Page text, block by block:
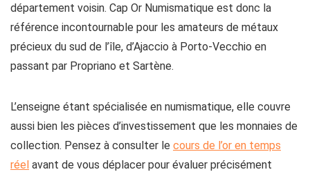
département voisin. Cap Or Numismatique est donc la
référence incontournable pour les amateurs de métaux
précieux du sud de l’île, d’Ajaccio à Porto-Vecchio en
passant par Propriano et Sartène.
L’enseigne étant spécialisée en numismatique, elle couvre
aussi bien les pièces d’investissement que les monnaies de
collection. Pensez à consulter le cours de l’or en temps
réel avant de vous déplacer pour évaluer précisément